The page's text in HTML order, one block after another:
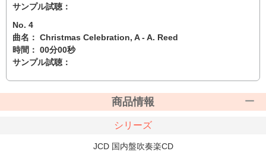
サンプル試聴：
No. 4
曲名： Christmas Celebration, A - A. Reed
時間： 00分00秒
サンプル試聴：
商品情報
シリーズ
JCD 国内盤吹奏楽CD